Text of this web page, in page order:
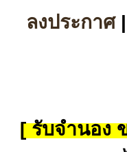
ลงประกาศ|
[ รับจำนอง